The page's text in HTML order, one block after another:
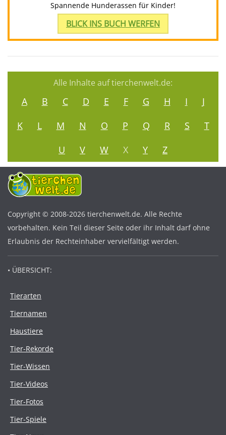
Spannende Hunderassen für Kinder!
BLICK INS BUCH WERFEN
Alle Inhalte auf tierchenwelt.de:
A B C D E F G H I
J
K
L M N O P Q R S
T
U
V W X Y Z
Copyright © 2008-2026 tierchenwelt.de. Alle Rechte
vorbehalten. Kein Teil dieser Seite oder ihr Inhalt darf ohne
Erlaubnis der Rechteinhaber vervielfältigt werden.
• ÜBERSICHT:
Tierarten
Tiernamen
Haustiere
Tier-Rekorde
Tier-Wissen
Tier-Videos
Tier-Fotos
Tier-Spiele